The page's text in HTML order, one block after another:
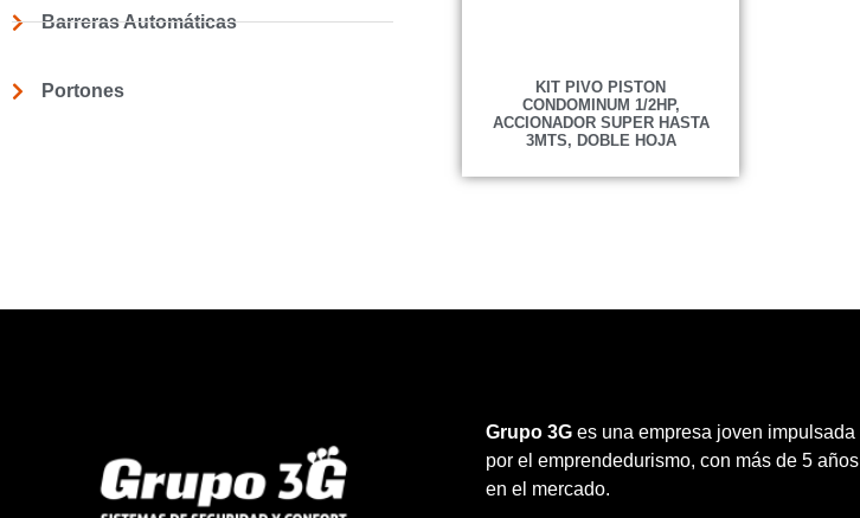
Barreras Automáticas
Portones
KIT PIVO PISTON
CONDOMINUM 1/2HP,
ACCIONADOR SUPER HASTA
3MTS, DOBLE HOJA
Grupo 3Ges una empresa joven impulsada
por el emprendedurismo, con más de 5 años
en el mercado.